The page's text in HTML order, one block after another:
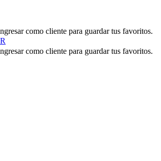
como cliente para guardar tus favoritos.
como cliente para guardar tus favoritos.